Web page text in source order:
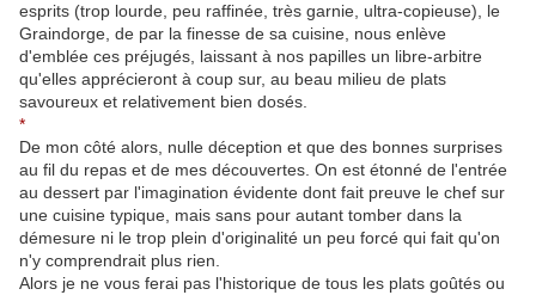
esprits (trop lourde, peu raffinée, très garnie, ultra-copieuse), le
Graindorge, de par la finesse de sa cuisine, nous enlève
d'emblée ces préjugés, laissant à nos papilles un libre-arbitre
qu'elles apprécieront à coup sur, au beau milieu de plats
savoureux et relativement bien dosés.
*
De mon côté alors, nulle déception et que des bonnes surprises
au fil du repas et de mes découvertes. On est étonné de l'entrée
au dessert par l'imagination évidente dont fait preuve le chef sur
une cuisine typique, mais sans pour autant tomber dans la
démesure ni le trop plein d'originalité un peu forcé qui fait qu'on
n'y comprendrait plus rien.
Alors je ne vous ferai pas l'historique de tous les plats goûtés ou